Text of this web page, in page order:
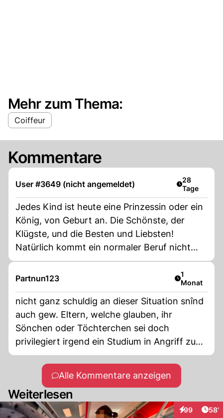
Mehr zum Thema:
Coiffeur
Kommentare
User #3649 (nicht angemeldet) Artikel
28
Tage
Jedes Kind ist heute eine Prinzessin oder ein
König, von Geburt an. Die Schönste, der
Klügste, und die Besten und Liebsten!
Natürlich kommt ein normaler Beruf nicht
infrage, schon nur wegen den
Vergleichswettbewerben.
Partnun123 Artikel
1
Monat
nicht ganz schuldig an dieser Situation snînd
auch gew. Eltern, welche glauben, ihr
Sönchen oder Töchterchen sei doch
privilegiert irgend ein Studium in Angriff zu
nehmen und deshalb glauben diese Kids, sie
müssten sich nicht um eine Lehrstelle
bemühen. Allerdings merken sie dann auch
irgenwann mal, dass die Sudienpöätze nicht
nur auf Grud von Zeugnissen, sondern auch
Alle Kommentare anzeigen
Weiterlesen
99
Interaktionen
58'